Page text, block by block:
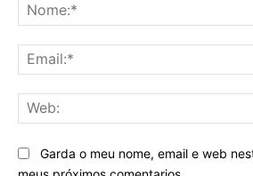
Garda o meu nome, email e web